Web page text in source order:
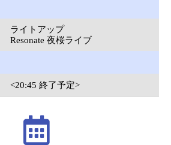
ライトアップ
Resonate 夜桜ライブ
<20:45 終了予定>